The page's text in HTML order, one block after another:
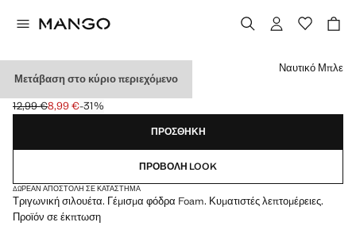
Μετάβαση στο κύριο περιεχόμενο
ΣΟΥΤΙΈΝ ΤΡΊΓΩΝΟ
Αρχική τιμή με διαγραφή [12,99 € ]
12,99 €
Ισχύουσα τιμή [8,99 € ]
8,99 €-31%
Διάλεξε χρώμα
Ναυτικό Μπλε
ΠΡΟΣΘΉΚΗ
ΠΡΟΒΟΛΉ LOOK
ΔΩΡΕΆΝ ΑΠΟΣΤΟΛΉ ΣΕ ΚΑΤΆΣΤΗΜΑ
Τριγωνική σιλουέτα. Γέμισμα φόδρα Foam. Κυματιστές λεπτομέρειες.
Προϊόν σε έκπτωση